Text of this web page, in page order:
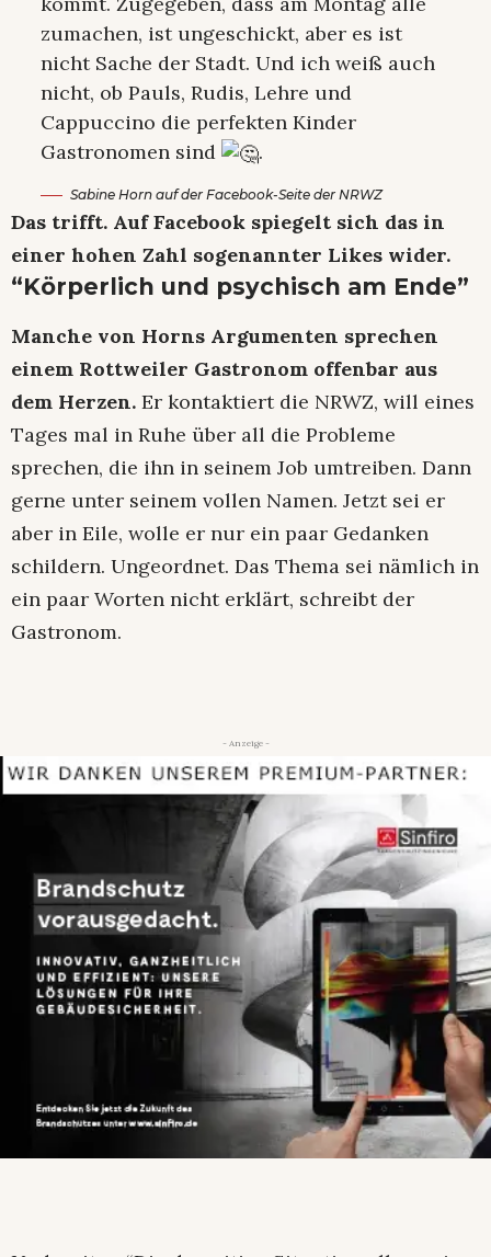
zumachen, ist ungeschickt, aber es ist
nicht Sache der Stadt. Und ich weiß auch
nicht, ob Pauls, Rudis, Lehre und
Cappuccino die perfekten Kinder
Gastronomen sind
.
Sabine Horn auf der Facebook-Seite der NRWZ
Das trifft. Auf Facebook spiegelt sich das in
einer hohen Zahl sogenannter Likes wider.
“Körperlich und psychisch am Ende”
Manche von Horns Argumenten sprechen
einem Rottweiler Gastronom offenbar aus
dem Herzen. Er kontaktiert die NRWZ, will eines
Tages mal in Ruhe über all die Probleme
sprechen, die ihn in seinem Job umtreiben. Dann
gerne unter seinem vollen Namen. Jetzt sei er
aber in Eile, wolle er nur ein paar Gedanken
schildern. Ungeordnet. Das Thema sei nämlich in
ein paar Worten nicht erklärt, schreibt der
Gastronom.
- Anzeige -